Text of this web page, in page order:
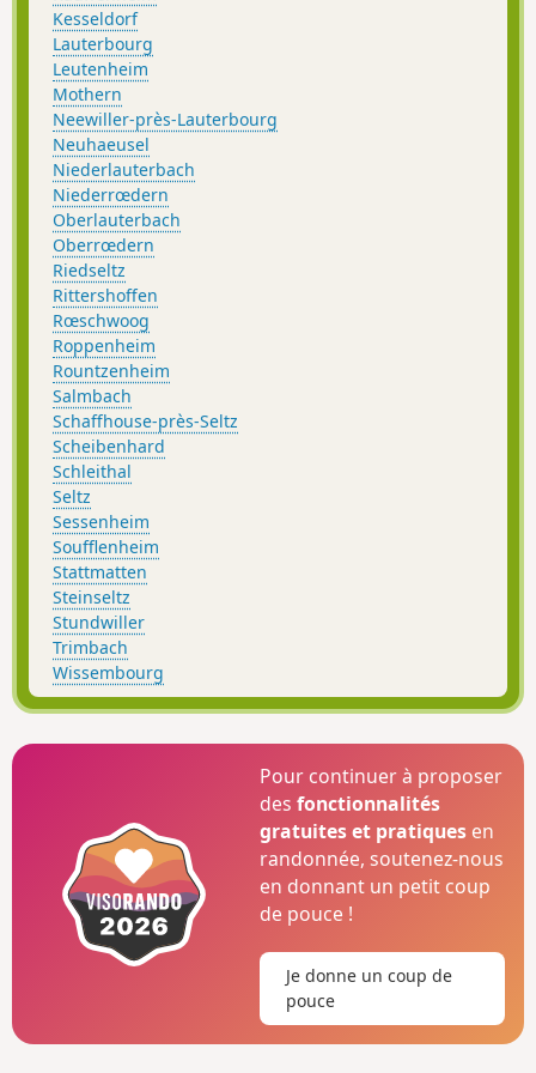
Kesseldorf
Lauterbourg
Leutenheim
Mothern
Neewiller-près-Lauterbourg
Neuhaeusel
Niederlauterbach
Niederrœdern
Oberlauterbach
Oberrœdern
Riedseltz
Rittershoffen
Rœschwoog
Roppenheim
Rountzenheim
Salmbach
Schaffhouse-près-Seltz
Scheibenhard
Schleithal
Seltz
Sessenheim
Soufflenheim
Stattmatten
Steinseltz
Stundwiller
Trimbach
Wissembourg
Pour continuer à proposer
desfonctionnalités
gratuites et pratiques en
randonnée, soutenez-nous
en donnant un petit coup
de pouce !
Je donne un coup de
pouce